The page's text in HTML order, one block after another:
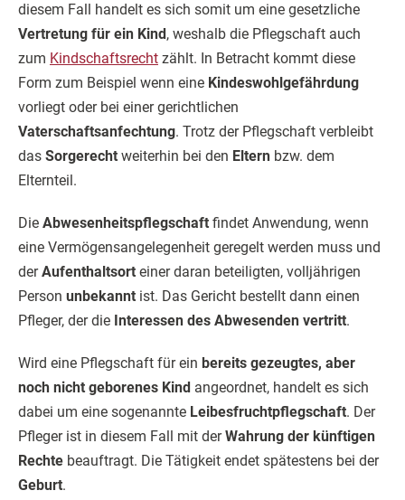
diesem Fall handelt es sich somit um eine gesetzliche
Vertretung für ein Kind, weshalb die Pflegschaft auch
zum Kindschaftsrecht zählt. In Betracht kommt diese
Form zum Beispiel wenn eine Kindeswohlgefährdung
vorliegt oder bei einer gerichtlichen
Vaterschaftsanfechtung. Trotz der Pflegschaft verbleibt
das Sorgerecht weiterhin bei den Eltern bzw. dem
Elternteil.
Die Abwesenheitspflegschaft findet Anwendung, wenn
eine Vermögensangelegenheit geregelt werden muss und
derAufenthaltsort einer daran beteiligten, volljährigen
Person unbekannt ist. Das Gericht bestellt dann einen
Pfleger, der die Interessen des Abwesenden vertritt.
Wird eine Pflegschaft für ein bereits gezeugtes, aber
noch nicht geborenes Kind angeordnet, handelt es sich
dabei um eine sogenannte Leibesfruchtpflegschaft. Der
Pfleger ist in diesem Fall mit derWahrung der künftigen
Rechte beauftragt. Die Tätigkeit endet spätestens bei der
Geburt.